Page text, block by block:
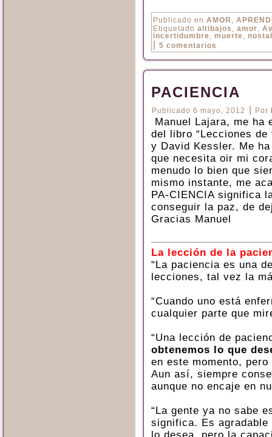
Publicado en AMOR ,
Etiquetado altibajos , amor,
incertidumbre, muerte,
5 comentarios
PACIENCIA
Publicado 6 mayo, 2012 Por
Manuel Lajara, me ha
del libro “Lecciones
y David Kessler. Me
que necesita oir mi
menudo lo bien que
mismo instante, me
PA-CIENCIA significa
conseguir la paz, de
Gracias Manuel
La lección de la
“La paciencia es una
lecciones, tal vez la
“Cuando uno está
cualquier parte que
“Una lección de
obtenemos lo que
en este momento,
Aun así, siempre
aunque no encaje en
“La gente ya no sabe
significa. Es agradable